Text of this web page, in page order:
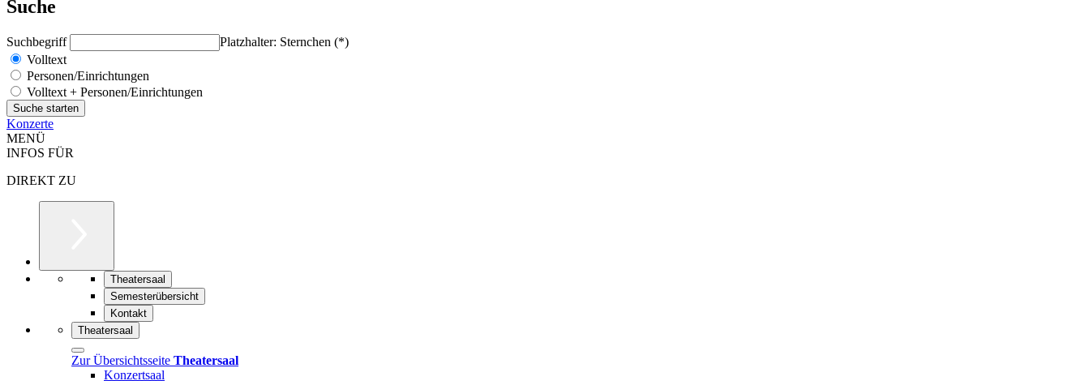
Suche
Suchbegriff
Platzhalter: Sternchen (*)
Volltext
Personen/Einrichtungen
Volltext + Personen/Einrichtungen
Konzerte
MENÜ
INFOS FÜR
DIREKT ZU
Theatersaal
Semesterübersicht
Kontakt
Theatersaal
Zur Übersichtsseite Theatersaal
Konzertsaal